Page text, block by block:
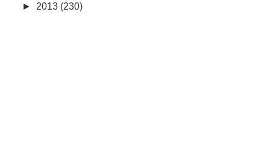
► 2013 (230)